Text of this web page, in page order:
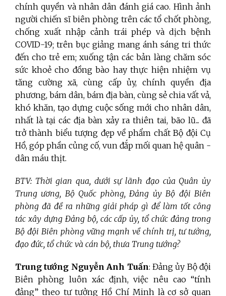
chính quyền và nhân dân đánh giá cao. Hình ảnh
người chiến sĩ biên phòng trên các tổ chốt phòng,
chống xuất nhập cảnh trái phép và dịch bệnh
COVID-19; trên bục giảng mang ánh sáng tri thức
đến cho trẻ em; xuống tận các bản làng chăm sóc
sức khoẻ cho đồng bào hay thực hiện nhiệm vụ
tăng cường xã, cùng cấp ủy, chính quyền địa
phương, bám dân, bám địa bàn, cùng sẻ chia vất vả,
khó khăn, tạo dựng cuộc sống mới cho nhân dân,
nhất là tại các địa bàn xảy ra thiên tai, bão lũ... đã
trở thành biểu tượng đẹp về phẩm chất Bộ đội Cụ
Hồ, góp phần củng cố, vun đắp mối quan hệ quân -
dân máu thịt.
BTV: Thời gian qua, dưới sự lãnh đạo của Quân ủy
Trung ương, Bộ Quốc phòng, Đảng ủy Bộ đội Biên
phòng đã đề ra những giải pháp gì để làm tốt công
tác xây dựng Đảng bộ, các cấp ủy, tổ chức đảng trong
Bộ đội Biên phòng vững mạnh về chính trị, tư tưởng,
đạo đức, tổ chức và cán bộ, thưa Trung tướng?
Trung tướng Nguyễn Anh Tuấn: Đảng ủy Bộ đội
Biên phòng luôn xác định, việc nêu cao “tính
đảng” theo tư tưởng Hồ Chí Minh là cơ sở quan